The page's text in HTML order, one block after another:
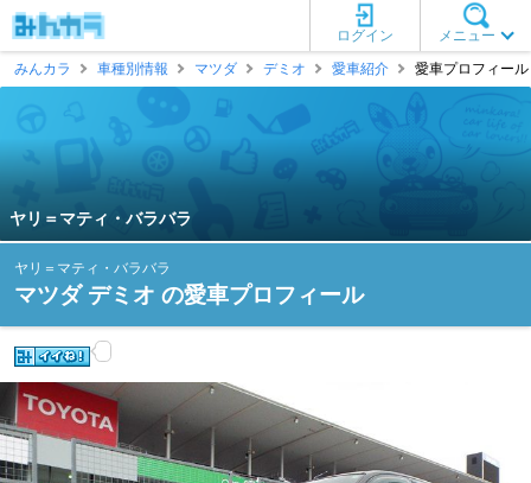
メニュー
ログイン
みんカラ
車種別情報 マツダ デミオ 愛車紹介 愛車プロフィー
ヤリ＝マティ・バラバラ
ヤリ＝マティ・バラバラ
マツダ デミオ の愛車プロフィール